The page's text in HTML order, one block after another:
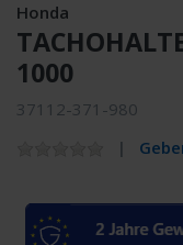
Honda
1000
37112-371-980